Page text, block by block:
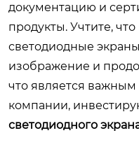
документацию и
продукты. Учтите,
светодиодные
изображение и
что является
компании,
светодиодного